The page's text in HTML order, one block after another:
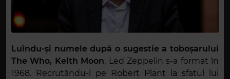
Luîndu-și numele după o sugestie a toboșarului
The Who, Keith Moon, Led Zeppelin s-a format în
1968. Recrutându-l pe Robert Plant la sfatul lui